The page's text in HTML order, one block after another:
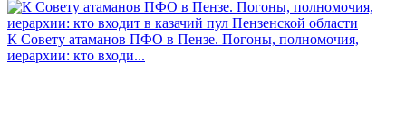
К Совету атаманов ПФО в Пензе. Погоны, полномочия,
иерархии: кто входи...